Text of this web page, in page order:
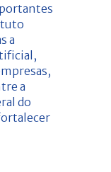
a
a
do